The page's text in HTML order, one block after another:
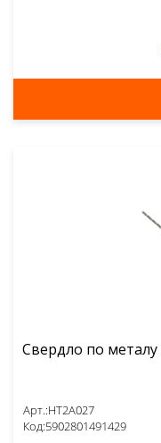
Арт.:HT2A027
Код:5902801491429